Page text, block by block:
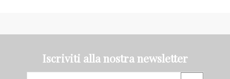
Iscriviti alla nostra newsletter